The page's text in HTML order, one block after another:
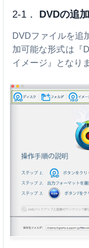
2-1． DVDの追加
DVDファイルを追
加可能な形式は『
イメージ』となり